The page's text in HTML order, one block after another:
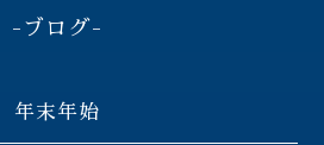
-ブログ-
年末年始